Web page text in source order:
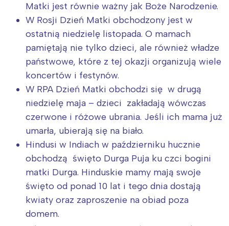
Matki jest równie ważny jak Boże Narodzenie.
W Rosji Dzień Matki obchodzony jest w
ostatnią niedzielę listopada. O mamach
pamiętają nie tylko dzieci, ale również władze
państwowe, które z tej okazji organizują wiele
koncertów i festynów.
W RPA Dzień Matki obchodzi się w drugą
niedzielę maja – dzieci zakładają wówczas
czerwone i różowe ubrania. Jeśli ich mama już
umarła, ubierają się na biało.
Hindusi w Indiach w październiku hucznie
obchodzą święto Durga Puja ku czci bogini
matki Durga. Hinduskie mamy mają swoje
święto od ponad 10 lat i tego dnia dostają
kwiaty oraz zaproszenie na obiad poza
domem.